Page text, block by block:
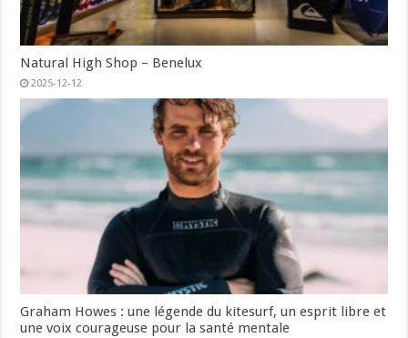
Natural High Shop – Benelux
2025-12-12
Graham Howes : une légende du kitesurf, un esprit libre et
une voix courageuse pour la santé mentale